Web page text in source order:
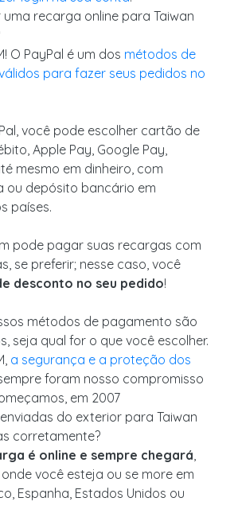
recarga online para Taiwan
O PayPal é um dos métodos de
para fazer seus pedidos no
você pode escolher cartão de
Apple Pay, Google Pay,
mesmo em dinheiro, com
ou depósito bancário em
países.
pode pagar suas recargas com
se preferir; nesse caso, você
desconto no seu pedido!
métodos de pagamento são
seja qual for o que você escolher.
a segurança e a proteção dos
foram nosso compromisso
em 2007
do exterior para Taiwan
corretamente?
é online e sempre chegará
você esteja ou se more em
Espanha, Estados Unidos ou